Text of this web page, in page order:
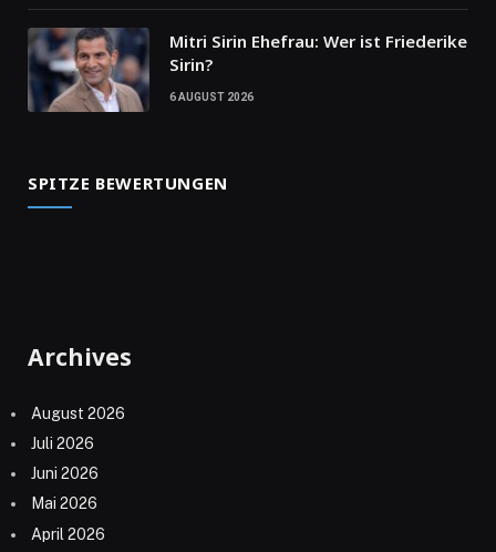
Mitri Sirin Ehefrau: Wer ist Friederike
Sirin?
6 AUGUST 2026
SPITZE BEWERTUNGEN
Archives
August 2026
Juli 2026
Juni 2026
Mai 2026
April 2026